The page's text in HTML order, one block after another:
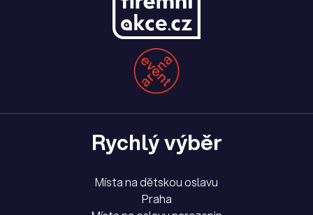
Rychlý výběr
Místa na dětskou oslavu
Praha